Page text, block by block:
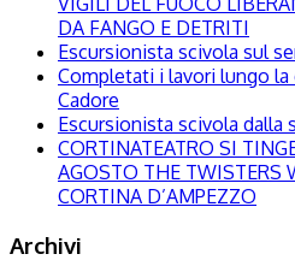
DA FANGO E DETRITI
Escursionista scivola sul
Completati i lavori lungo la
Cadore
Escursionista scivola dalla
CORTINATEATRO SI
AGOSTO THE TWISTERS
CORTINA D’AMPEZZO
Archivi